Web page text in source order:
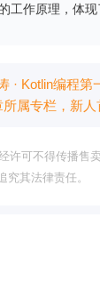
工作原理，体
· Kotlin编程第
所属专栏 ，新
许可不得传播售
其法律责任。